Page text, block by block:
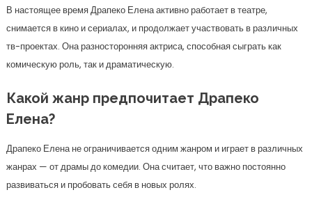
В настоящее время Драпеко Елена активно работает в театре,
снимается в кино и сериалах, и продолжает участвовать в различных
тв-проектах. Она разносторонняя актриса, способная сыграть как
комическую роль, так и драматическую.
Какой жанр предпочитает Драпеко
Елена?
Драпеко Елена не ограничивается одним жанром и играет в различных
жанрах — от драмы до комедии. Она считает, что важно постоянно
развиваться и пробовать себя в новых ролях.